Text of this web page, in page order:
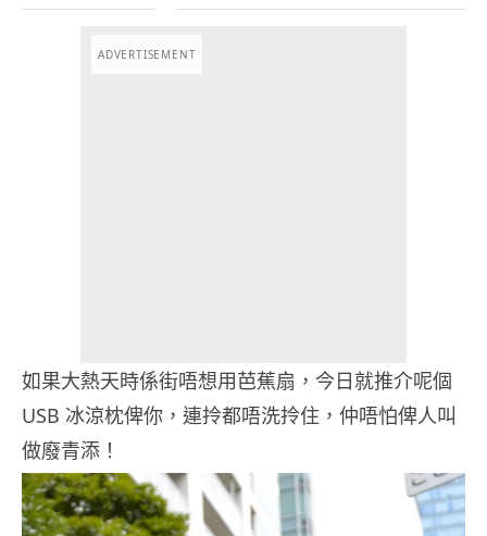
ADVERTISEMENT
如果大熱天時係街唔想用芭蕉扇，今日就推介呢個
USB 冰涼枕俾你，連拎都唔洗拎住，仲唔怕俾人叫
做廢青添！